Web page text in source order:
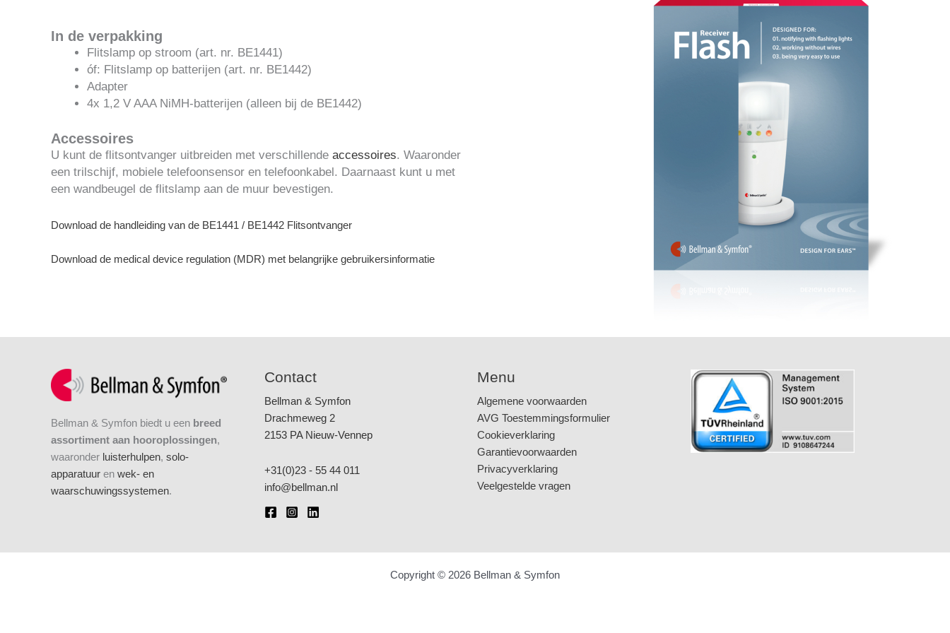
In de verpakking
Flitslamp op stroom (art. nr. BE1441)
óf: Flitslamp op batterijen (art. nr. BE1442)
Adapter
4x 1,2 V AAA NiMH-batterijen (alleen bij de BE1442)
Accessoires
U kunt de flitsontvanger uitbreiden met verschillende accessoires. Waaronder
een trilschijf, mobiele telefoonsensor en telefoonkabel. Daarnaast kunt u met
een wandbeugel de flitslamp aan de muur bevestigen.
Download de handleiding van de BE1441 / BE1442 Flitsontvanger
Download de medical device regulation (MDR) met belangrijke gebruikersinformatie
Bellman & Symfon biedt u een breed
assortiment aan hooroplossingen,
waaronder luisterhulpen, solo-
apparatuur en wek- en
waarschuwingssystemen.
Contact
Bellman & Symfon
Drachmeweg 2
2153 PA Nieuw-Vennep
+31(0)23 - 55 44 011
info@bellman.nl
Menu
Algemene voorwaarden
AVG Toestemmingsformulier
Cookieverklaring
Garantievoorwaarden
Privacyverklaring
Veelgestelde vragen
Copyright © 2026 Bellman & Symfon